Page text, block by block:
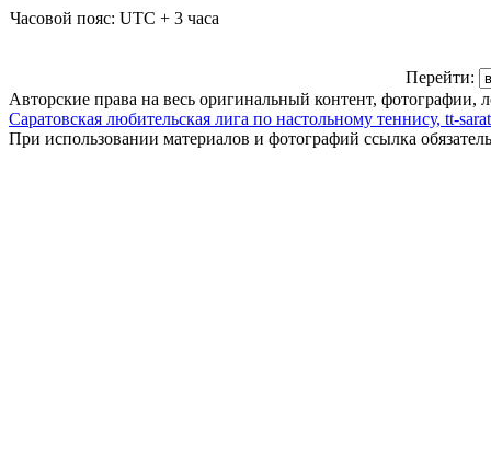
Часовой пояс: UTC + 3 часа
Перейти:
Авторские права на весь оригинальный контент, фотографии,
Саратовская любительская лига по настольному теннису, tt-
При использовании материалов и фотографий ссылка